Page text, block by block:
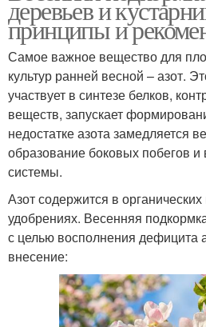
деревьев и
принципы и
Самое важное вещество для
культур ранней весной – азот.
участвует в синтезе белков,
веществ, запускает
недостатке азота замедляется
образование боковых побегов и
системы.
Азот содержится в
удобрениях. Весенняя
с целью восполнения дефицита
внесение: